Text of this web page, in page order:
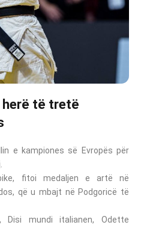
herë të tretë
e kampiones së Evropës për
fitoi medaljen e artë në
që u mbajt në Podgoricë të
Disi mundi italianen, Odette